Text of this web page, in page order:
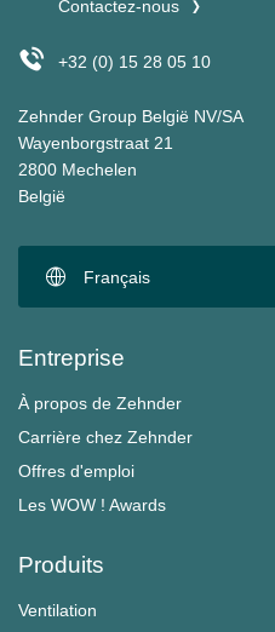
Contactez-nous
+32 (0) 15 28 05 10
Zehnder Group België NV/SA
Wayenborgstraat 21
2800 Mechelen
België
Français
Entreprise
À propos de Zehnder
Carrière chez Zehnder
Offres d'emploi
Les WOW ! Awards
Produits
Ventilation